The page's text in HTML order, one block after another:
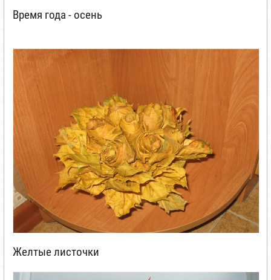
Время года - осень
Желтые листочки